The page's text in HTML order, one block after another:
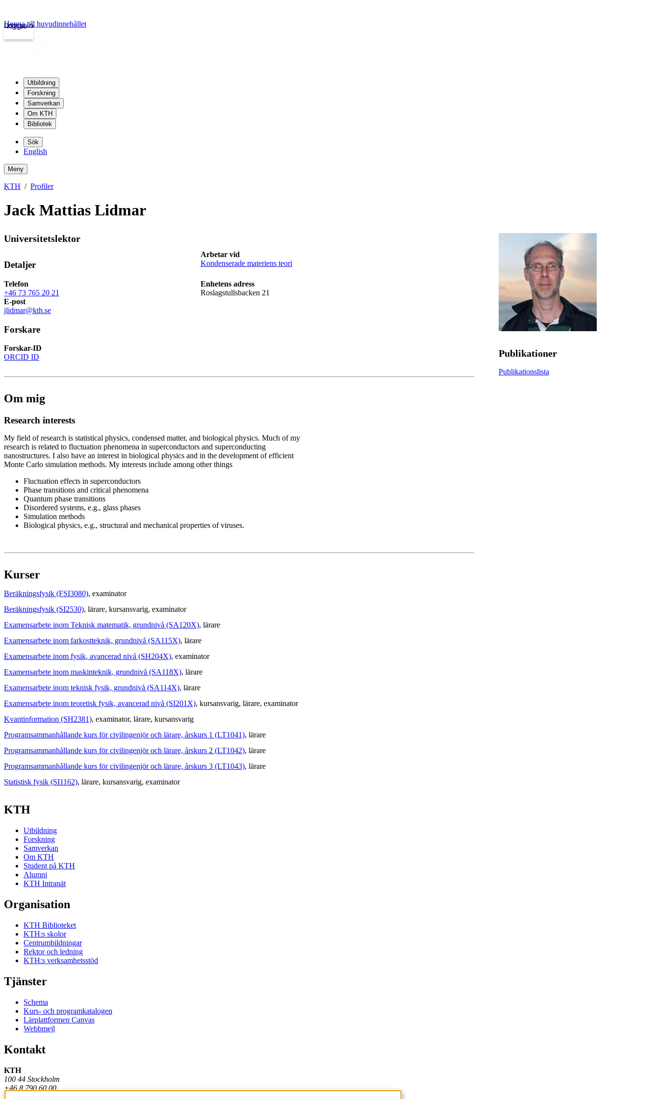
kth.se
Logga in
Hoppa till huvudinnehållet
Utbildning
Forskning
Samverkan
Om KTH
Bibliotek
Sök
English
Meny
KTH Profiler
Jack Mattias Lidmar
Universitetslektor
Detaljer
Arbetar vid
Kondenserade materiens teori
Telefon
+46 73 765 20 21
Enhetens adress
Roslagstullsbacken 21
E-post
jlidmar@kth.se
Forskare
Forskar-ID
ORCID ID
Om mig
Research interests
My field of research is statistical physics, condensed matter, and biological physics. Much of my
research is related to fluctuation phenomena in superconductors and superconducting
nanostructures. I also have an interest in biological physics and in the development of efficient
Monte Carlo simulation methods. My interests include among other things
Fluctuation effects in superconductors
Phase transitions and critical phenomena
Quantum phase transitions
Disordered systems, e.g., glass phases
Simulation methods
Biological physics, e.g., structural and mechanical properties of viruses.
Kurser
Beräkningsfysik (FSI3080), examinator
Beräkningsfysik (SI2530), lärare, kursansvarig, examinator
Examensarbete inom Teknisk matematik, grundnivå (SA120X), lärare
Examensarbete inom farkostteknik, grundnivå (SA115X), lärare
Examensarbete inom fysik, avancerad nivå (SH204X), examinator
Examensarbete inom maskinteknik, grundnivå (SA118X), lärare
Examensarbete inom teknisk fysik, grundnivå (SA114X), lärare
Examensarbete inom teoretisk fysik, avancerad nivå (SI201X), kursansvarig, lärare, examinator
Kvantinformation (SH2381), examinator, lärare, kursansvarig
Programsammanhållande kurs för civilingenjör och lärare, årskurs 1 (LT1041), lärare
Programsammanhållande kurs för civilingenjör och lärare, årskurs 2 (LT1042), lärare
Programsammanhållande kurs för civilingenjör och lärare, årskurs 3 (LT1043), lärare
Statistisk fysik (SI1162), lärare, kursansvarig, examinator
Publikationer
Publikationslista
KTH
Utbildning
Forskning
Samverkan
Om KTH
Student på KTH
Alumni
KTH Intranät
Organisation
KTH Biblioteket
KTH:s skolor
Centrumbildningar
Rektor och ledning
KTH:s verksamhetsstöd
Tjänster
Schema
Kurs- och programkatalogen
Lärplattformen Canvas
Webbmejl
Kontakt
KTH
100 44 Stockholm
+46 8 790 60 00